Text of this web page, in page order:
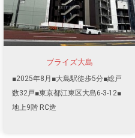
ブライズ大島
■2025年8月■大島駅徒歩5分■総戸
数32戸■東京都江東区大島6-3-12■
地上9階 RC造